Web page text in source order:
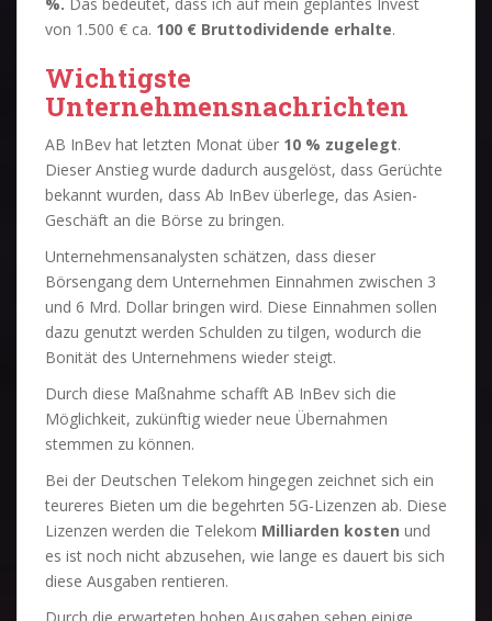
von 1.500 € ca. 100 € Bruttodividende erhalte.
Wichtigste
Unternehmensnachrichten
AB InBev hat letzten Monat über 10 % zugelegt.
Dieser Anstieg wurde dadurch ausgelöst, dass Gerüchte
bekannt wurden, dass Ab InBev überlege, das Asien-
Geschäft an die Börse zu bringen.
Unternehmensanalysten schätzen, dass dieser
Börsengang dem Unternehmen Einnahmen zwischen 3
und 6 Mrd. Dollar bringen wird. Diese Einnahmen sollen
dazu genutzt werden Schulden zu tilgen, wodurch die
Bonität des Unternehmens wieder steigt.
Durch diese Maßnahme schafft AB InBev sich die
Möglichkeit, zukünftig wieder neue Übernahmen
stemmen zu können.
Bei der Deutschen Telekom hingegen zeichnet sich ein
teureres Bieten um die begehrten 5G-Lizenzen ab. Diese
Lizenzen werden die Telekom Milliarden kosten und
es ist noch nicht abzusehen, wie lange es dauert bis sich
diese Ausgaben rentieren.
Durch die erwarteten hohen Ausgaben sehen einige